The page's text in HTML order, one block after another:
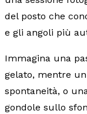
del posto che
e gli angoli più
Immagina una
gelato, mentre
spontaneità, o
gondole sullo